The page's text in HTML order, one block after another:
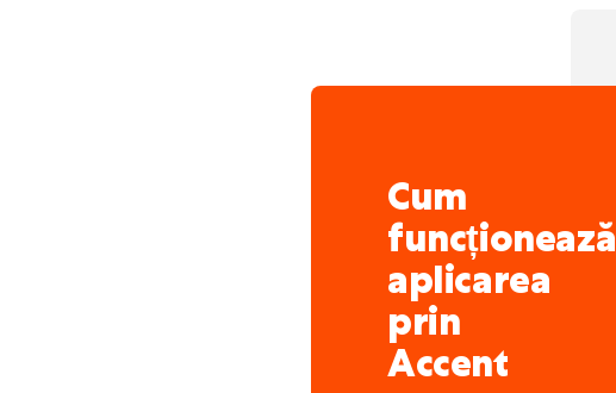
Cum
funcționează
aplicarea
prin
Accent